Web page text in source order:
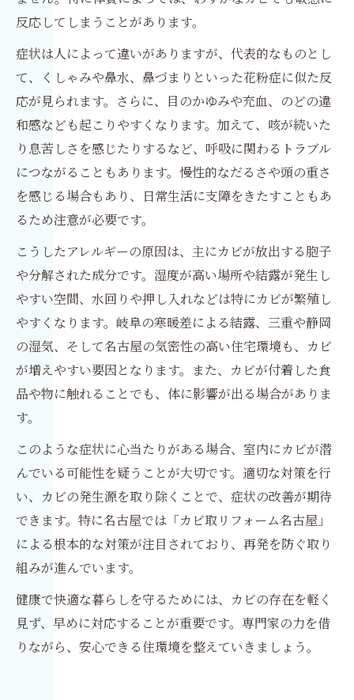
反応してしまうことがあります。
症状は人によって違いがありますが、代表的なものとし
て、くしゃみや鼻水、鼻づまりといった花粉症に似た反
応が見られます。さらに、目のかゆみや充血、のどの違
和感なども起こりやすくなります。加えて、咳が続いた
り息苦しさを感じたりするなど、呼吸に関わるトラブル
につながることもあります。慢性的なだるさや頭の重さ
を感じる場合もあり、日常生活に支障をきたすこともあ
るため注意が必要です。
こうしたアレルギーの原因は、主にカビが放出する胞子
や分解された成分です。湿度が高い場所や結露が発生し
やすい空間、水回りや押し入れなどは特にカビが繁殖し
やすくなります。岐阜の寒暖差による結露、三重や静岡
の湿気、そして名古屋の気密性の高い住宅環境も、カビ
が増えやすい要因となります。また、カビが付着した食
品や物に触れることでも、体に影響が出る場合がありま
す。
このような症状に心当たりがある場合、室内にカビが潜
んでいる可能性を疑うことが大切です。適切な対策を行
い、カビの発生源を取り除くことで、症状の改善が期待
できます。特に名古屋では「カビ取リフォーム名古屋」
による根本的な対策が注目されており、再発を防ぐ取り
組みが進んでいます。
健康で快適な暮らしを守るためには、カビの存在を軽く
見ず、早めに対応することが重要です。専門家の力を借
りながら、安心できる住環境を整えていきましょう。